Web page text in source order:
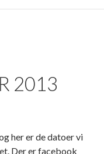
2013
her er de datoer vi
Der er facebook